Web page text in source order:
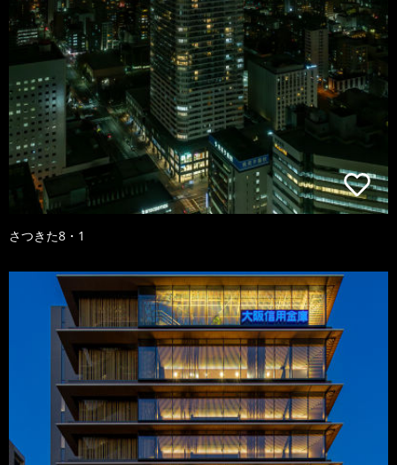
さつきた8・1